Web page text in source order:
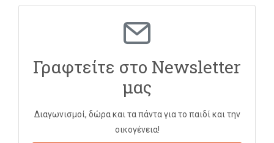
Γραφτείτε στο Newsletter
μας
Διαγωνισμοί, δώρα και τα πάντα για το παιδί και την
οικογένεια!